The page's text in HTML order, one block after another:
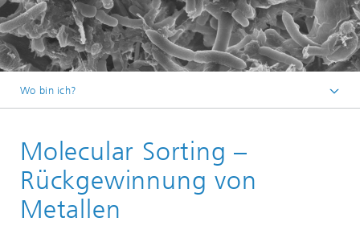
Wo bin ich?
Projekte
Molecular Sorting –
Rückgewinnung von
Metallen